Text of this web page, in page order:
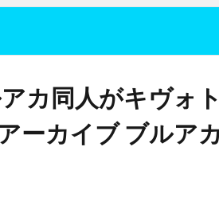
カ同人がキヴォ
ーカイブ ブルア